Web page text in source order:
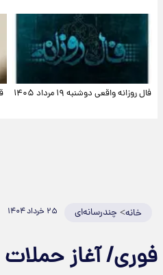
فال روزانه واقعی دوشنبه ۱۹ مرداد ۱۴۰۵
خانه>چندرسانه‌ای ۲۵ خرداد ۱۴۰۴
آغاز